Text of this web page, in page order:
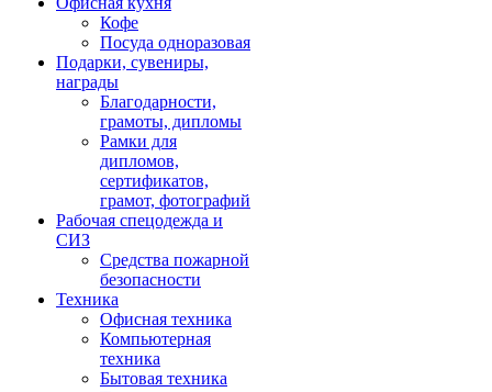
Кофе
Посуда одноразовая
Подарки, сувениры,
награды
Благодарности,
грамоты, дипломы
Рамки для
дипломов,
сертификатов,
грамот, фотографий
Рабочая спецодежда и
СИЗ
Средства пожарной
безопасности
Техника
Офисная техника
Компьютерная
техника
Бытовая техника